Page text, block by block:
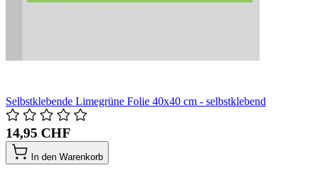
Selbstklebende Limegrüne Folie 40x40 cm - selbstklebend
14,95 CHF
In den Warenkorb